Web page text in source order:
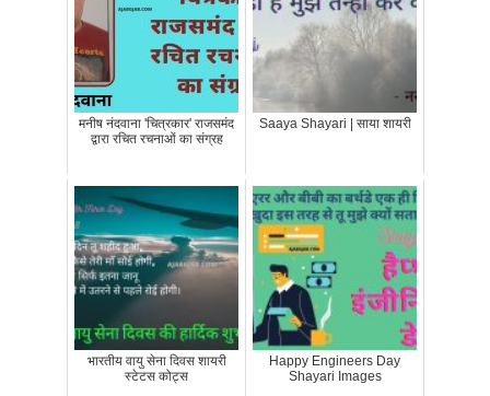
मनीष नंदवाना 'चित्रकार' राजसमंद
द्वारा रचित रचनाओं का संग्रह
Saaya Shayari | साया शायरी
भारतीय वायु सेना दिवस शायरी
स्टेटस कोट्स
Happy Engineers Day
Shayari Images